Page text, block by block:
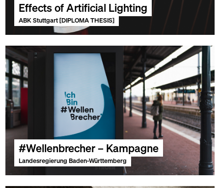
Effects of Artificial Lighting
ABK Stuttgart [DIPLOMA THESIS]
#Wellenbrecher – Kampagne
Landesregierung Baden-Württemberg